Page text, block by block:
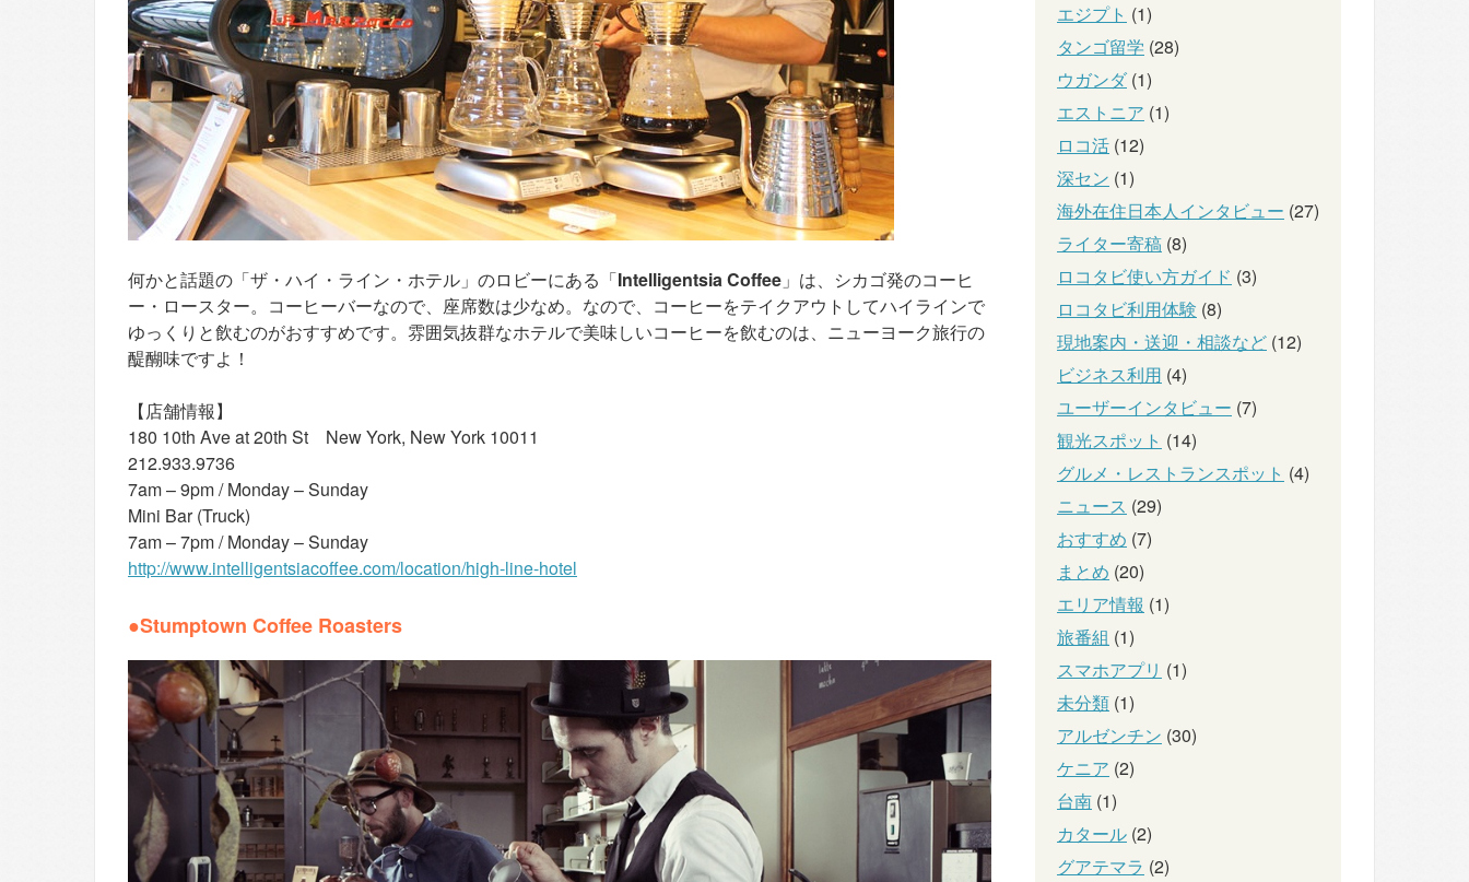
何かと話題の「ザ・ハイ・ライン・ホテル」のロビーにある「Intelligentsia Coffee 」は、シカゴ発のコーヒ
ー・ロースター。コーヒーバーなので、座席数は少なめ。なので、コーヒーをテイクアウトしてハイラインで
ゆっくりと飲むのがおすすめです。雰囲気抜群なホテルで美味しいコーヒーを飲むのは、ニューヨーク旅行の
醍醐味ですよ！
【店舗情報】
180 10th Ave at 20th St New York, New York 10011
212.933.9736
7am – 9pm / Monday – Sunday
Mini Bar (Truck)
7am – 7pm / Monday – Sunday
http://www.intelligentsiacoffee.com/location/high-line-hotel
●Stumptown Coffee Roasters
エジプト (1)
タンゴ留学 (28)
ウガンダ(1)
エストニア (1)
ロコ活 (12)
深セン (1)
海外在住日本人インタビュー (27)
ライター寄稿 (8)
ロコタビ使い方ガイド (3)
ロコタビ利用体験 (8)
現地案内・送迎・相談など (12)
ビジネス利用 (4)
ユーザーインタビュー (7)
観光スポット (14)
グルメ・レストランスポット (4)
ニュース (29)
おすすめ (7)
まとめ (20)
エリア情報 (1)
旅番組 (1)
スマホアプリ (1)
未分類 (1)
アルゼンチン (30)
ケニア (2)
台南 (1)
カタール (2)
グアテマラ (2)